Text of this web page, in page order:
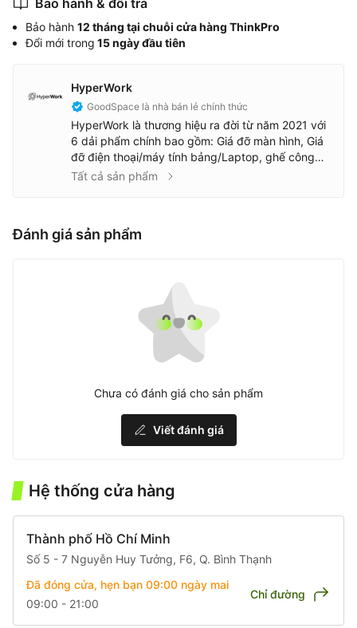
Bảo hành & đổi trả
Bảo hành 12 tháng tại chuỗi cửa hàng ThinkPro
Đổi mới trong 15 ngày đầu tiên
HyperWork
GoodSpace là nhà bán lẻ chính thức
HyperWork là thương hiệu ra đời từ năm 2021 với
6 dải phẩm chính bao gồm: Giá đỡ màn hình, Giá
đỡ điện thoại/máy tính bảng/Laptop, ghế công
thái học, Bàn phím & Chuột, Sạc dự phòng/Cáp
Tất cả sản phẩm
Đánh giá sản phẩm
Chưa có đánh giá cho sản phẩm
Viết đánh giá
Hệ thống cửa hàng
Thành phố Hồ Chí Minh
Số 5 - 7 Nguyễn Huy Tưởng, F6, Q. Bình Thạnh
Đã đóng cửa, hẹn bạn 09:00 ngày mai
09:00 - 21:00
Chỉ đường